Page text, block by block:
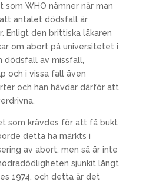
WHO nämner när man
antalet dödsfall är
Enligt den brittiska läkaren
om abort på universitetet i
dödsfall av missfall,
och i vissa fall även
och han hävdar därför att
som krävdes för att få bukt
detta ha märkts i
av abort, men så är inte
sjunkit långt
1974, och detta är det